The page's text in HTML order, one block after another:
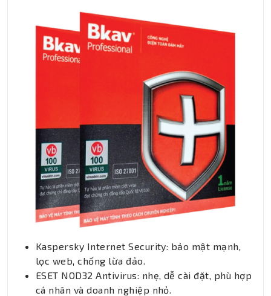
Kaspersky Internet Security: bảo mật mạnh,
lọc web, chống lừa đảo.
ESET NOD32 Antivirus: nhẹ, dễ cài đặt, phù hợp
cá nhân và doanh nghiệp nhỏ.